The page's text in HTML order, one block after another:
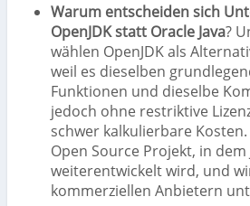
Warum entscheiden sich
OpenJDK statt Oracle Java?
wählen OpenJDK als
weil es dieselben
Funktionen und dieselbe
jedoch ohne restriktive
schwer kalkulierbare Kosten.
Open Source Projekt, in dem
weiterentwickelt wird, und
kommerziellen Anbietern